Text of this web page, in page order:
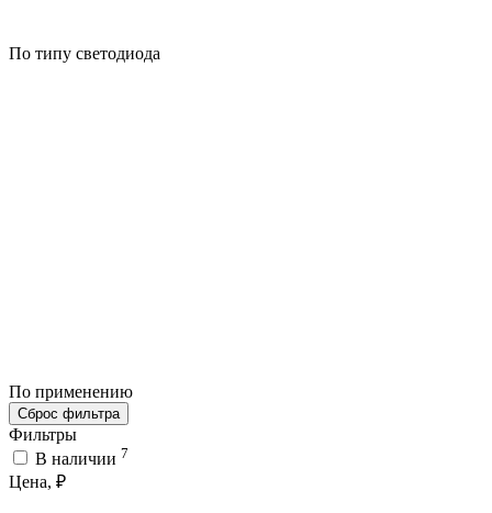
По типу светодиода
По применению
Сброс фильтра
Фильтры
В наличии 7
Цена, ₽